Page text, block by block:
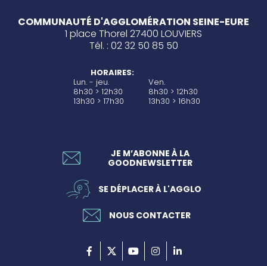
COMMUNAUTÉ D'AGGLOMÉRATION SEINE-EURE
1 place Thorel 27400 LOUVIERS
Tél. : 02 32 50 85 50
HORAIRES:
Lun. - jeu.
8h30 > 12h30
13h30 > 17h30
Ven.
8h30 > 12h30
13h30 > 16h30
JE M’ABONNE À LA
GOODNEWSLETTER
SE DÉPLACER À L'AGGLO
NOUS CONTACTER